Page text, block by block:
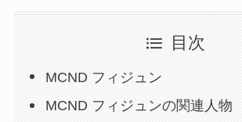
目次
MCND フィジュン
MCND フィジュンの関連人物